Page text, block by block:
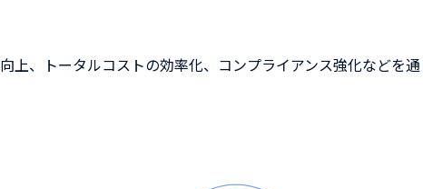
上、トータルコストの効率化、コンプライアンス強化などを